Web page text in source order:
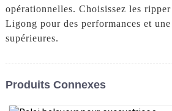
opérationnelles. Choisissez les
Ligong pour des performances et
supérieures.
Produits Connexes